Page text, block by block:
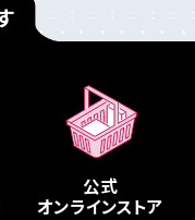
公式
オンラインストア